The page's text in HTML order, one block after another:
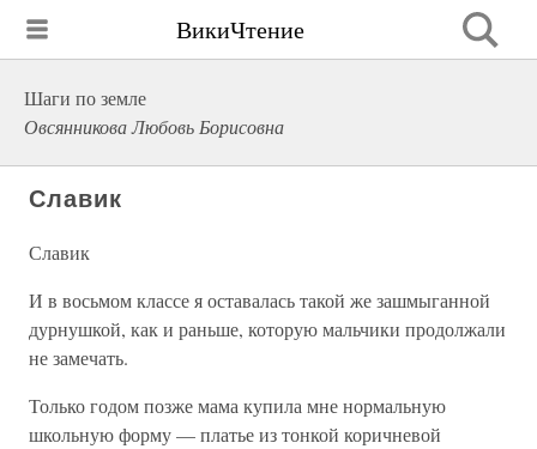
ВикиЧтение
Шаги по земле
Овсянникова Любовь Борисовна
Славик
Славик
И в восьмом классе я оставалась такой же зашмыганной
дурнушкой, как и раньше, которую мальчики продолжали
не замечать.
Только годом позже мама купила мне нормальную
школьную форму — платье из тонкой коричневой